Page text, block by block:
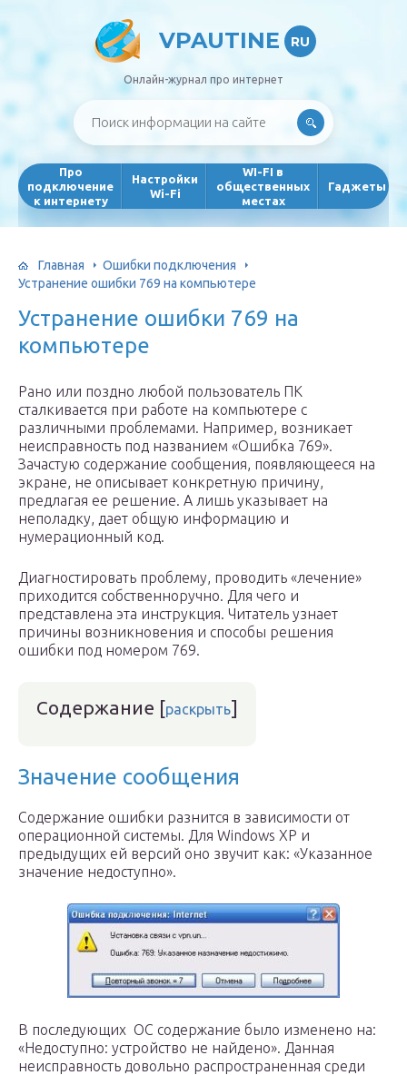
VPAUTINE RU
Онлайн-журнал про интернет
Про
подключение
к интернету
Настройки
Wi-Fi
WI-FI в
общественных
местах
Гаджеты
Главная
Ошибки подключения
Устранение ошибки 769 на компьютере
Устранение ошибки 769 на
компьютере
Рано или поздно любой пользователь ПК
сталкивается при работе на компьютере с
различными проблемами. Например, возникает
неисправность под названием «Ошибка 769».
Зачастую содержание сообщения, появляющееся на
экране, не описывает конкретную причину,
предлагая ее решение. А лишь указывает на
неполадку, дает общую информацию и
нумерационный код.
Диагностировать проблему, проводить «лечение»
приходится собственноручно. Для чего и
представлена эта инструкция. Читатель узнает
причины возникновения и способы решения
ошибки под номером 769.
Содержание [раскрыть]
Значение сообщения
Содержание ошибки разнится в зависимости от
операционной системы. Для Windows XP и
предыдущих ей версий оно звучит как: «Указанное
значение недоступно».
В последующих ОС содержание было изменено на:
«Недоступно: устройство не найдено». Данная
неисправность довольно распространенная среди